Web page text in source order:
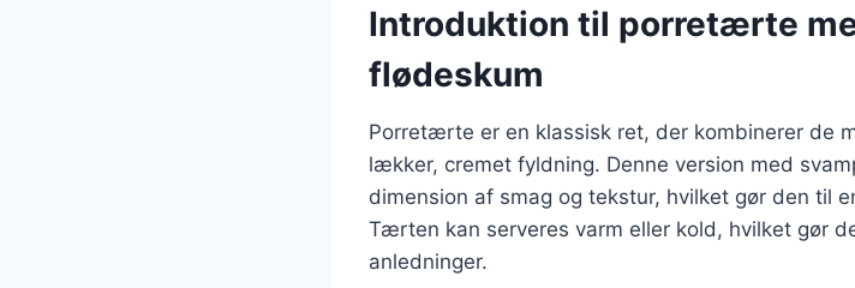
Introduktion til porretærte
flødeskum
Porretærte er en klassisk ret, der kombinerer de
lækker, cremet fyldning. Denne version med
dimension af smag og tekstur, hvilket gør den til
Tærten kan serveres varm eller kold, hvilket gør
anledninger.